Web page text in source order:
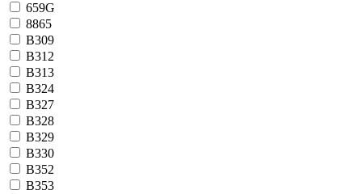
659G
8865
B309
B312
B313
B324
B327
B328
B329
B330
B352
B353